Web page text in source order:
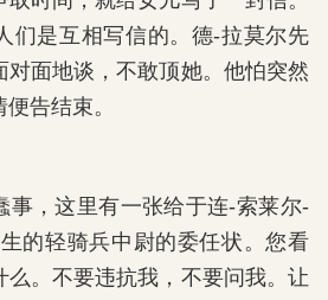
们是互相写信的。德-拉莫尔先
对面地谈，不敢顶她。他怕突然
告结束。
事，这里有一张给于连-索莱尔-
的轻骑兵中尉的委任状。您看
么。不要违抗我，不要问我。让